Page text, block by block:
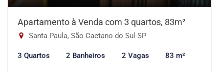
Apartamento à Venda com 3 quartos, 83m²
Santa Paula, São Caetano do Sul-SP
3 Quartos 2 Banheiros 2 Vagas 83 m²